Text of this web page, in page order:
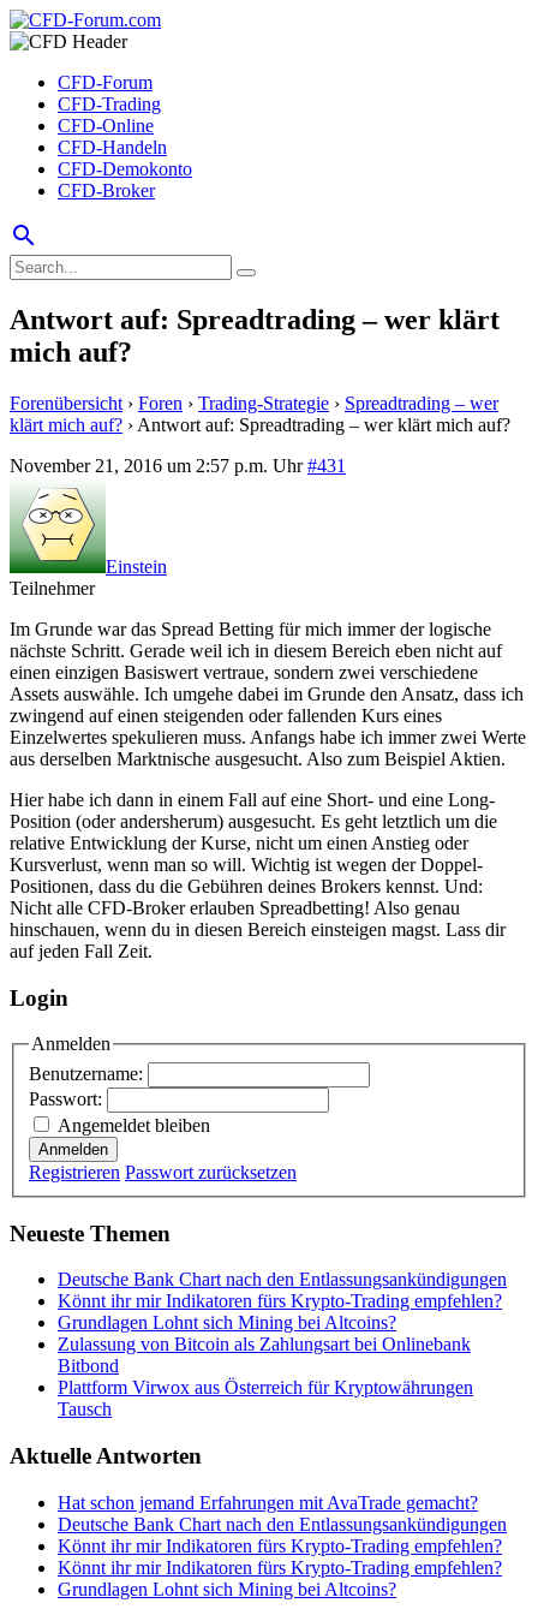
CFD-Forum
CFD-Trading
CFD-Online
CFD-Handeln
CFD-Demokonto
CFD-Broker
search
Antwort auf: Spreadtrading – wer klärt
mich auf?
Forenübersicht › Foren › Trading-Strategie › Spreadtrading – wer
klärt mich auf? › Antwort auf: Spreadtrading – wer klärt mich auf?
November 21, 2016 um 2:57 p.m. Uhr #431
Einstein
Teilnehmer
Im Grunde war das Spread Betting für mich immer der logische
nächste Schritt. Gerade weil ich in diesem Bereich eben nicht auf
einen einzigen Basiswert vertraue, sondern zwei verschiedene
Assets auswähle. Ich umgehe dabei im Grunde den Ansatz, dass ich
zwingend auf einen steigenden oder fallenden Kurs eines
Einzelwertes spekulieren muss. Anfangs habe ich immer zwei Werte
aus derselben Marktnische ausgesucht. Also zum Beispiel Aktien.
Hier habe ich dann in einem Fall auf eine Short- und eine Long-
Position (oder andersherum) ausgesucht. Es geht letztlich um die
relative Entwicklung der Kurse, nicht um einen Anstieg oder
Kursverlust, wenn man so will. Wichtig ist wegen der Doppel-
Positionen, dass du die Gebühren deines Brokers kennst. Und:
Nicht alle CFD-Broker erlauben Spreadbetting! Also genau
hinschauen, wenn du in diesen Bereich einsteigen magst. Lass dir
auf jeden Fall Zeit.
Login
Anmelden
Benutzername:
Passwort:
Angemeldet bleiben
Anmelden
Registrieren Passwort zurücksetzen
Neueste Themen
Deutsche Bank Chart nach den Entlassungsankündigungen
Könnt ihr mir Indikatoren fürs Krypto-Trading empfehlen?
Grundlagen Lohnt sich Mining bei Altcoins?
Zulassung von Bitcoin als Zahlungsart bei Onlinebank
Bitbond
Plattform Virwox aus Österreich für Kryptowährungen
Tausch
Aktuelle Antworten
Hat schon jemand Erfahrungen mit AvaTrade gemacht?
Deutsche Bank Chart nach den Entlassungsankündigungen
Könnt ihr mir Indikatoren fürs Krypto-Trading empfehlen?
Könnt ihr mir Indikatoren fürs Krypto-Trading empfehlen?
Grundlagen Lohnt sich Mining bei Altcoins?